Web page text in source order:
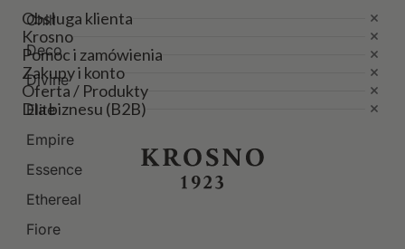
Chill
Deco
Divine
Elite
Empire
Essence
Ethereal
Fiore
Obsługa klienta
Krosno
Pomoc i zamówienia
Zakupy i konto
Oferta / Produkty
Dla biznesu (B2B)